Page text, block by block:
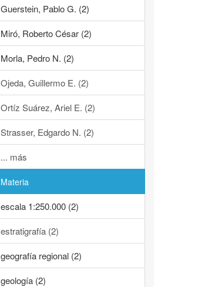
Guerstein, Pablo G. (2)
Miró, Roberto César (2)
Morla, Pedro N. (2)
Ojeda, Guillermo E. (2)
Ortíz Suárez, Ariel E. (2)
Strasser, Edgardo N. (2)
... más
Materia
escala 1:250.000 (2)
estratigrafía (2)
geografía regional (2)
geología (2)